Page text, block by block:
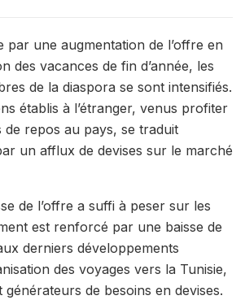
par une augmentation de l’offre en
des vacances de fin d’année, les
de la diaspora se sont intensifiés.
établis à l’étranger, venus profiter
de repos au pays, se traduit
un afflux de devises sur le marché
de l’offre a suffi à peser sur les
est renforcé par une baisse de
derniers développements
des voyages vers la Tunisie,
de besoins en devises.